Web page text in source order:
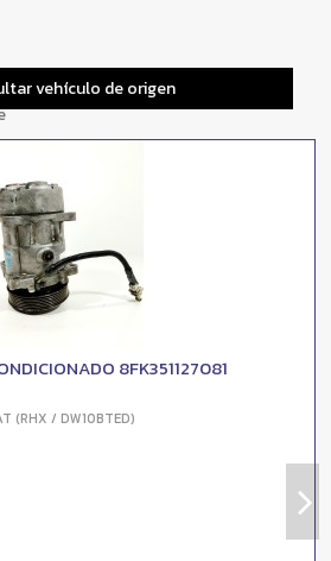
vehículo de origen
8FK351127081
(RHX / DW10BTED)